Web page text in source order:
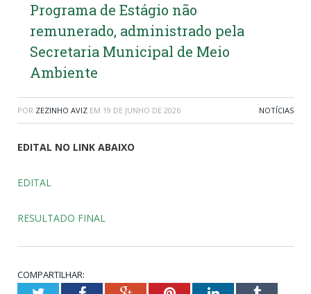
Programa de Estágio não
remunerado, administrado pela
Secretaria Municipal de Meio
Ambiente
POR ZEZINHO AVIZ EM 19 DE JUNHO DE 2026 NOTÍCIAS
EDITAL NO LINK ABAIXO
EDITAL
RESULTADO FINAL
COMPARTILHAR: